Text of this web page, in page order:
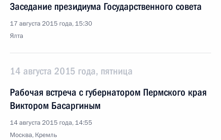
Заседание президиума Государственного совета
17 августа 2015 года, 15:30
Ялта
14 августа 2015 года, пятница
Рабочая встреча с губернатором Пермского края
Виктором Басаргиным
14 августа 2015 года, 14:55
Москва, Кремль